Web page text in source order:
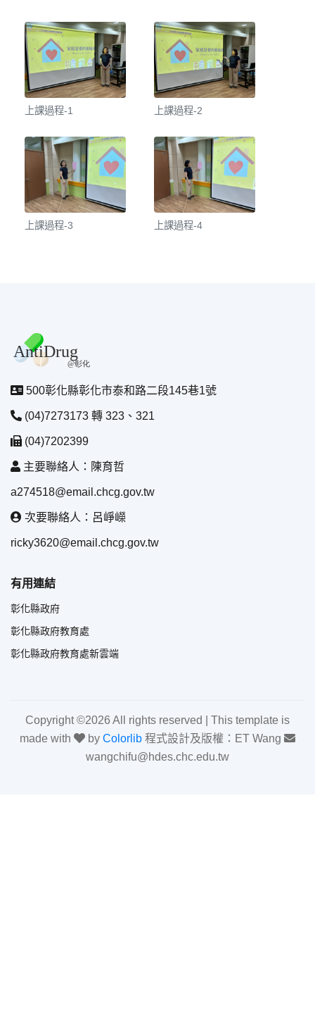
上課過程-1 上課過程-2
上課過程-3 上課過程-4
500彰化縣彰化市泰和路二段145巷1號
(04)7273173 轉 323、321
(04)7202399
主要聯絡人：陳育哲
a274518@email.chcg.gov.tw
次要聯絡人：呂崢嶸
ricky3620@email.chcg.gov.tw
有用連結
彰化縣政府
彰化縣政府教育處
彰化縣政府教育處新雲端
Copyright ©2026 All rights reserved | This template is
made with
by Colorlib 程式設計及版權：ET Wang
wangchifu@hdes.chc.edu.tw